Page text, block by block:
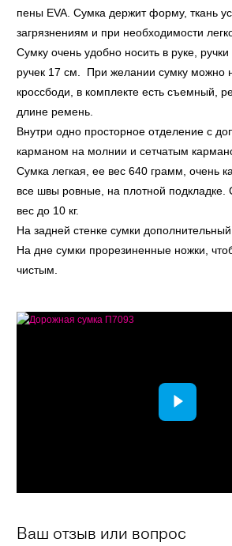
пены EVA. Сумка держит форму, ткань
загрязнениям и при необходимости легко
Сумку очень удобно носить в руке,
ручек 17 см. При желании сумку можно
кроссбоди, в комплекте есть съемный,
длине ремень.
Внутри одно просторное отделение с
карманом на молнии и сетчатым
Сумка легкая, ее вес 640 грамм, очень
все швы ровные, на плотной подкладке.
вес до 10 кг.
На задней стенке сумки
На дне сумки прорезиненные ножки,
чистым.
Ваш отзыв или вопрос